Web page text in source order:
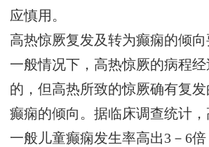
应慎用。
高热惊厥复发及转为癫痫的倾
一般情况下，高热惊厥的病程
的，但高热所致的惊厥确有复
癫痫的倾向。据临床调查统计
一般儿童癫痫发生率高出3－6